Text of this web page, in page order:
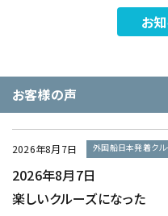
お
お客様の声
2026年8月7日 外国船日本発着クル
2026年8月7日
楽しいクルーズになった